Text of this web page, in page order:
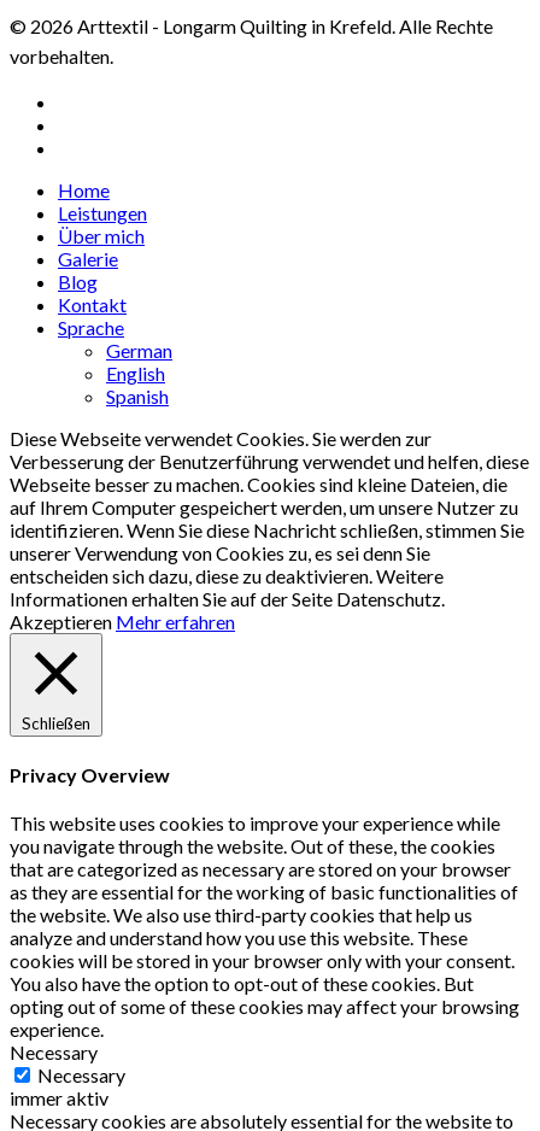
© 2026 Arttextil - Longarm Quilting in Krefeld. Alle Rechte
vorbehalten.
Close
Menu
Home
Leistungen
Über mich
Galerie
Blog
Kontakt
Sprache
German
English
Spanish
Diese Webseite verwendet Cookies. Sie werden zur
Verbesserung der Benutzerführung verwendet und helfen, diese
Webseite besser zu machen. Cookies sind kleine Dateien, die
auf Ihrem Computer gespeichert werden, um unsere Nutzer zu
identifizieren. Wenn Sie diese Nachricht schließen, stimmen Sie
unserer Verwendung von Cookies zu, es sei denn Sie
entscheiden sich dazu, diese zu deaktivieren. Weitere
Informationen erhalten Sie auf der Seite Datenschutz.
Akzeptieren Mehr erfahren
Schließen
Privacy Overview
This website uses cookies to improve your experience while
you navigate through the website. Out of these, the cookies
that are categorized as necessary are stored on your browser
as they are essential for the working of basic functionalities of
the website. We also use third-party cookies that help us
analyze and understand how you use this website. These
cookies will be stored in your browser only with your consent.
You also have the option to opt-out of these cookies. But
opting out of some of these cookies may affect your browsing
experience.
Necessary
Necessary
immer aktiv
Necessary cookies are absolutely essential for the website to